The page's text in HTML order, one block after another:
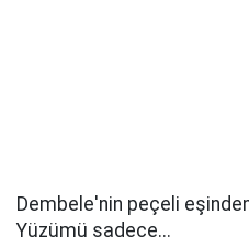
Dembele'nin peçeli
Yüzümü sadece...